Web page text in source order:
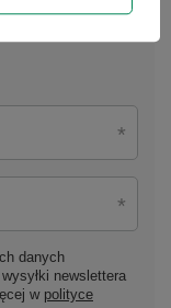
danych
newslettera
w polityce